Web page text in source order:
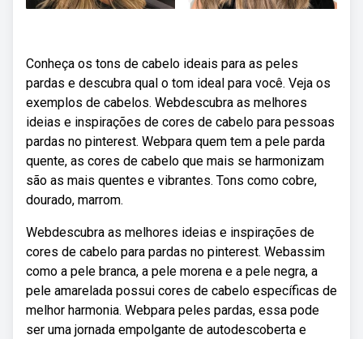
Conheça os tons de cabelo ideais para as peles
pardas e descubra qual o tom ideal para você. Veja os
exemplos de cabelos. Webdescubra as melhores
ideias e inspirações de cores de cabelo para pessoas
pardas no pinterest. Webpara quem tem a pele parda
quente, as cores de cabelo que mais se harmonizam
são as mais quentes e vibrantes. Tons como cobre,
dourado, marrom.
Webdescubra as melhores ideias e inspirações de
cores de cabelo para pardas no pinterest. Webassim
como a pele branca, a pele morena e a pele negra, a
pele amarelada possui cores de cabelo específicas de
melhor harmonia. Webpara peles pardas, essa pode
ser uma jornada empolgante de autodescoberta e